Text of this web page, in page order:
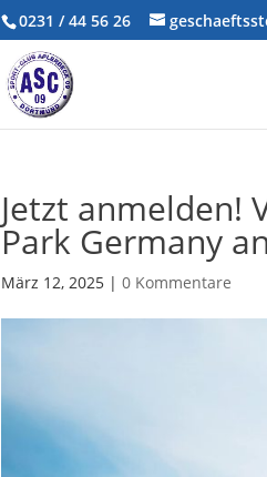
0231 / 44 56 26
Jetzt anmelden!
Park Germany an
März 12, 2025 |0 Kommentare